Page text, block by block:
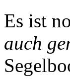
Es ist
auch